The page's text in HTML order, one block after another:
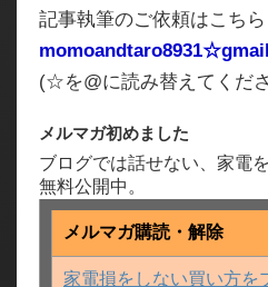
記事執筆のご依頼はこちら
(☆を@に読み替えてくだ
メルマガ初めました
ブログでは話せない、家電
無料公開中。
メルマガ購読・解除
家電損をしない買い方を